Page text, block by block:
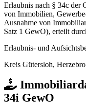
Erlaubnis nach § 34c der
von Immobilien,
Ausnahme von
Satz 1 GewO), erteilt
Erlaubnis- und
Kreis Gütersloh,
34i GewO